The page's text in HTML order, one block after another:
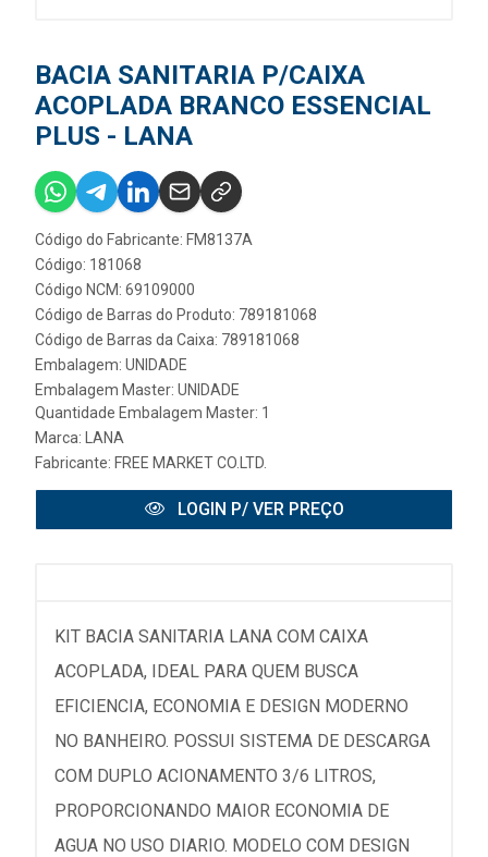
BACIA SANITARIA P/CAIXA
ACOPLADA BRANCO ESSENCIAL
PLUS - LANA
Código do Fabricante: FM8137A
Código: 181068
Código NCM: 69109000
Código de Barras do Produto: 789181068
Código de Barras da Caixa: 789181068
Embalagem: UNIDADE
Embalagem Master: UNIDADE
Quantidade Embalagem Master: 1
Marca:
LANA
Fabricante: FREE MARKET CO.LTD.
LOGIN P/ VER PREÇO
KIT BACIA SANITARIA LANA COM CAIXA
ACOPLADA, IDEAL PARA QUEM BUSCA
EFICIENCIA, ECONOMIA E DESIGN MODERNO
NO BANHEIRO. POSSUI SISTEMA DE DESCARGA
COM DUPLO ACIONAMENTO 3/6 LITROS,
PROPORCIONANDO MAIOR ECONOMIA DE
AGUA NO USO DIARIO. MODELO COM DESIGN